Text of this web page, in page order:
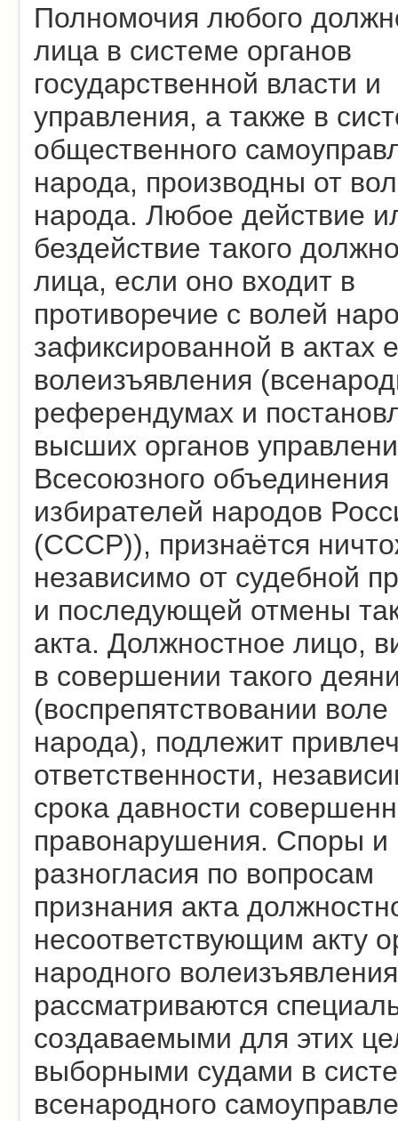
Полномочия любого
лица в системе органов
государственной власти и
управления, а также в
общественного
народа, производны от
народа. Любое действие
бездействие такого
лица, если оно входит в
противоречие с волей
зафиксированной в актах
волеизъявления
референдумах и
высших органов
Всесоюзного объединения
избирателей народов
(СССР)), признаётся
независимо от судебной
и последующей отмены
акта. Должностное лицо,
в совершении такого
(воспрепятствовании воле
народа), подлежит
ответственности,
срока давности
правонарушения. Споры и
разногласия по вопросам
признания акта
несоответствующим акту
народного волеизъявления
рассматриваются
создаваемыми для этих
выборными судами в
всенародного